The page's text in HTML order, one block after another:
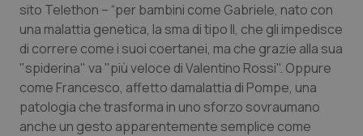
Psoriasi & pelle
Quotidiano Cardiologia
Quotidiano Chirurgia
sito Telethon – “per bambini come Gabriele, nato con
una malattia genetica, la sma di tipo II, che gli impedisce
di correre come i suoi coertanei, ma che grazie alla sua
"spiderina" va "più veloce di Valentino Rossi". Oppure
come Francesco, affetto damalattia di Pompe, una
patologia che trasforma in uno sforzo sovraumano
anche un gesto apparentemente semplice come